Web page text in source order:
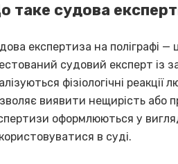
таке судова
експертиза на поліграфі
судовий експерт із
фізіологічні
виявити нещирість або
оформлюються у
в суді.